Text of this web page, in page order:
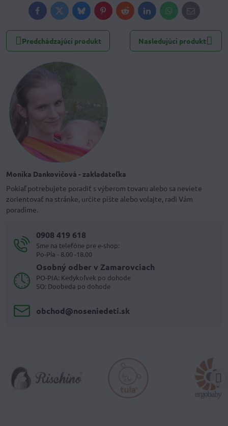
FacebookTwitterBlueskyPinterestRedditLinkedInWhatsApp
E-
mail
Predchádzajúci produkt Nasledujúci produkt
Monika Dankovičová - zakladateľka
Pokiaľ potrebujete poradiť s výberom tovaru alebo sa neviete
zorientovať na stránke, určite píšte alebo volajte, radi Vám
poradíme.
0908 419 618
Sme na telefóne pre e-shop:
Po-Pia - 8.00 -18.00
Osobný odber v Zamarovciach
PO-PIA: Kedykoľvek po dohode
SO: Doobeda po dohode
obchod​@noseniedeti​.sk